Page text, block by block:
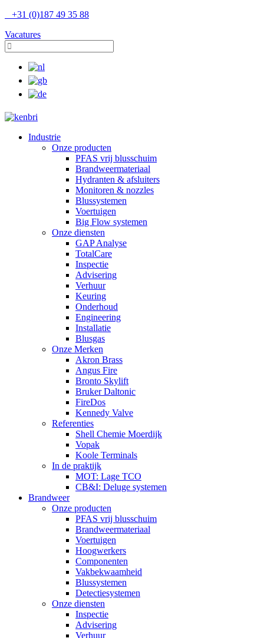
+31 (0)187 49 35 88
Vacatures
Industrie
Onze producten
PFAS vrij blusschuim
Brandweermateriaal
Hydranten & afsluiters
Monitoren & nozzles
Blussystemen
Voertuigen
Big Flow systemen
Onze diensten
GAP Analyse
TotalCare
Inspectie
Advisering
Verhuur
Keuring
Onderhoud
Engineering
Installatie
Blusgas
Onze Merken
Akron Brass
Angus Fire
Bronto Skylift
Bruker Daltonic
FireDos
Kennedy Valve
Referenties
Shell Chemie Moerdijk
Vopak
Koole Terminals
In de praktijk
MOT: Lage TCO
CB&I: Deluge systemen
Brandweer
Onze producten
PFAS vrij blusschuim
Brandweermateriaal
Voertuigen
Hoogwerkers
Componenten
Vakbekwaamheid
Blussystemen
Detectiesystemen
Onze diensten
Inspectie
Advisering
Verhuur